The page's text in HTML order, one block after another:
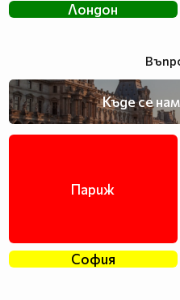
Лондон
Къде се
Париж
София